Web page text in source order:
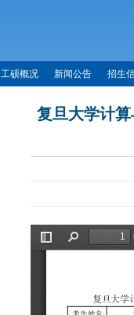
工硕概况 新闻公告 招生
复旦大学计